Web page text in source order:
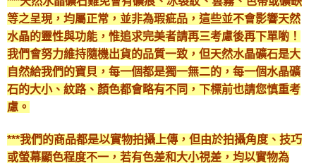
等之呈現，均屬正常，並非為瑕疵品，這些並不會影響天然
水晶的靈性與功能，惟追求完美者請再三考慮後再下單喲！
我們會努力維持隨機出貨的品質一致，但天然水晶礦石是大
自然給我們的寶貝，每一個都是獨一無二的，每一個水晶礦
石的大小、紋路、顏色都會略有不同，下標前也請您慎重考
慮。
***我們的商品都是以實物拍攝上傳，但由於拍攝角度、技巧
或螢幕顯色程度不一，若有色差和大小視差，均以實物為